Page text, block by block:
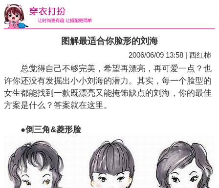
图解最适合你脸形的刘海
2006/06/09 13:58 | 西红柿
总觉得自己不够完美，希望再漂亮，再可爱一点？也
许你还没有发掘出小小刘海的潜力。其实，每一个脸型的
女生都能找到一款既漂亮又能掩饰缺点的刘海，你的最佳
方案是什么？答案就在这里。
●倒三角&菱形脸